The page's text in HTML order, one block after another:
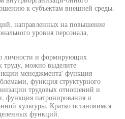
к субъектам внешней среды.
направленных на повышение
уровня персонала,
личности и формирующих
труду, можно выделите
менеджмента' функция
функция структурного
трудовых отношений и
функция патронирования и
культуры. Кратко остановимся
функций.